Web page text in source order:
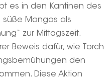
es in den Kantinen des
süße Mangos als
zur Mittagszeit.
Beweis dafür, wie Torch
den
Diese Aktion